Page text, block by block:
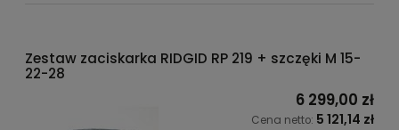
Zestaw zaciskarka RIDGID RP 219 + szczęki M 15-
22-28
6 299,00 zł
Cena netto: 5 121,14 zł